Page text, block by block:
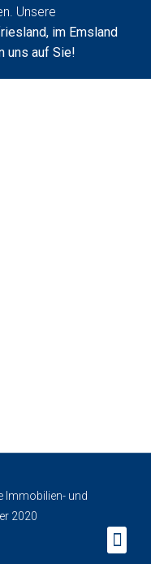
Unsere
im Emsland
uns auf Sie!
Immobilien- und
2020